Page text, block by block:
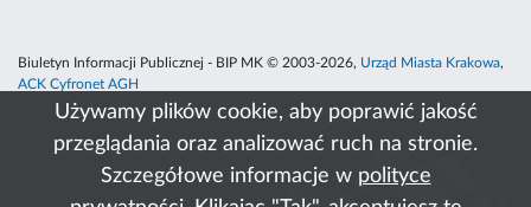
Używamy plików cookie, aby poprawić jakość
przeglądania oraz analizować ruch na stronie.
Szczegółowe informacje w polityce
Biuletyn Informacji Publicznej - BIP MK © 2003-2026, Urząd Miasta Krakowa,
ACK Cyfronet AGH